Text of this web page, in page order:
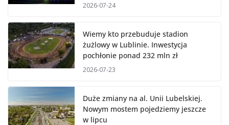
2026-07-24
Wiemy kto przebuduje stadion
żużlowy w Lublinie. Inwestycja
pochłonie ponad 232 mln zł
2026-07-23
Duże zmiany na al. Unii Lubelskiej.
Nowym mostem pojedziemy jeszcze
w lipcu